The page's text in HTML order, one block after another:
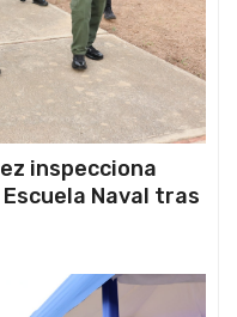
inspecciona
Naval tras
Guaira